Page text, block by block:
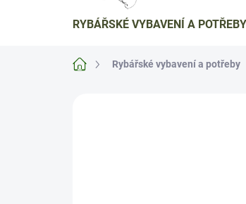
RYBÁŘSKÉ VYBAVENÍ A POTŘEBY
Domů Rybářské vybavení a potřeby